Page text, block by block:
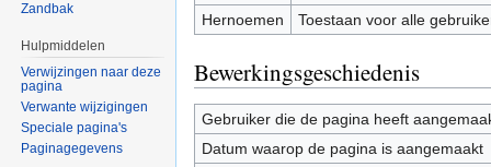
Hernoemen
Toestaan voor alle
Bewerkingsgeschiedenis
Gebruiker die de pagina heeft
Datum waarop de pagina is aangemaakt
Zandbak
Hulpmiddelen
Verwijzingen naar deze
pagina
Verwante wijzigingen
Speciale pagina's
Paginagegevens